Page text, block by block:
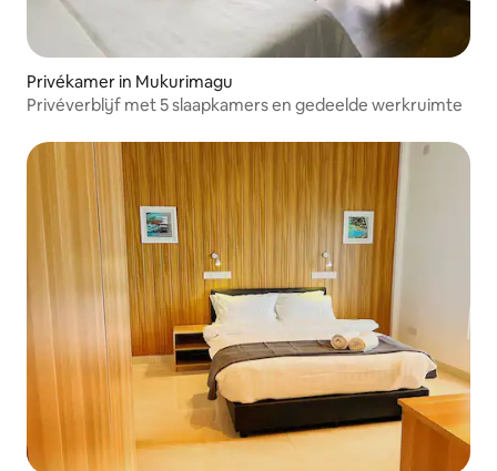
Privékamer in Mukurimagu
Privéverblijf met 5 slaapkamers en gedeelde werkruimte